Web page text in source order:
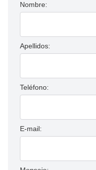
Nombre:
Apellidos:
Teléfono:
E-mail: